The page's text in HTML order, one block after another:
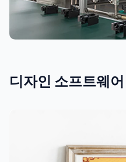
디자인 소프트웨어